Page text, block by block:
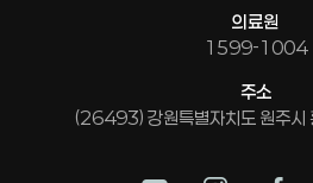
의료원
1599-1004
주소
(26493) 강원특별자치도 원주시